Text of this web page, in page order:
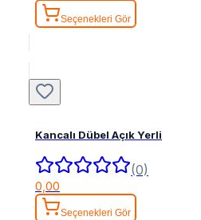
Seçenekleri Gör
Kancalı Dübel Açık Yerli
(0)
0,00
Seçenekleri Gör